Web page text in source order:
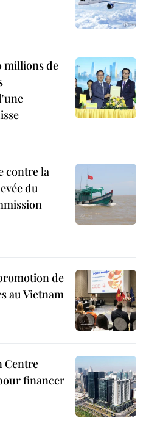
millions de
contre la
du
de
au Vietnam
Centre
financer